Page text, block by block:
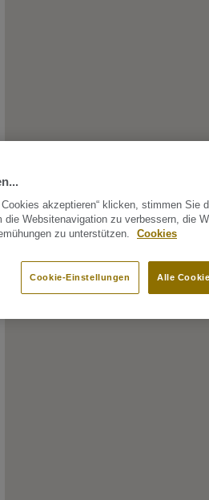
akzeptieren“ klicken, stimmen Sie
die Websitenavigation zu verbessern, die
zu unterstützen.
Cookies
Alle
Cookie-Einstellungen